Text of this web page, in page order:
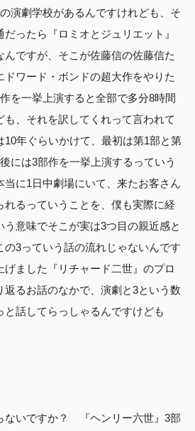
演劇学校があるんですけれども、そ
ったら『ロミオとジュリエット』
んですが、そこが佐藤信の佐藤信た
ドワード・ボンドの超大作をやりた
を一挙上演すると全部で多分8時間
も、それを訳してくれって言われて
10年ぐらいかけて、最初は第1部と第
には3部作を一挙上演するっていう
当に1日中劇場にいて、来たお客さん
れるっていうことを、僕も実際に経
意味でそこが実は3つ目の親近感と
の3っていう話の流れじゃないんです
げました『リチャード二世』のプロ
返るお話のなかで、演劇と3という数
話してらっしゃるんですけども
ないですか？ 『ヘンリー六世』3部